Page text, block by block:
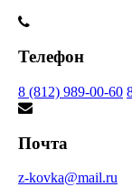
Телефон
8 (812) 989-00-60
Почта
z-kovka@mail.ru